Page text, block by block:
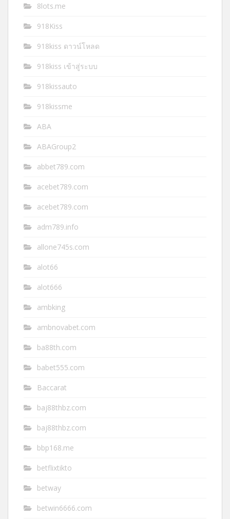
8lots.me
918Kiss
918kiss ดาวน์โหลด
918kiss เข้าสู่ระบบ
918kissauto
918kissme
ABA
ABAGroup2
abbet789.com
acebet789.com
acebet789.com
adm789.info
allone745s.com
alot66
alot666
ambking
ambnovabet.com
ba88th.com
babet555.com
Baccarat
baj88thbz.com
baj88thbz.com
bbp168.me
betflixtikto
betway
betwin6666.com